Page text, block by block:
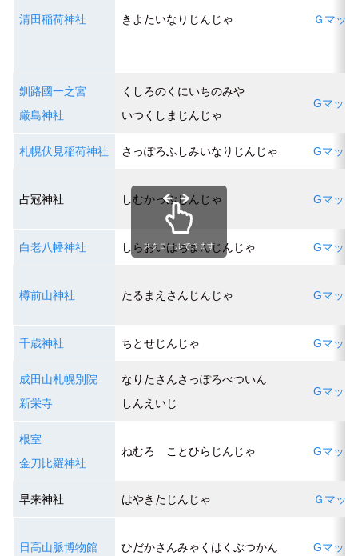
清田稲荷神社 きよたいなりじんじゃ Ｇマップ
釧路國一之宮
厳島神社
くしろのくにいちのみや
いつくしまじんじゃ
Gマップ
札幌伏見稲荷神社 さっぽろふしみいなりじんじゃ Gマップ
占冠神社 しむかっぷじんじゃ Gマップ
白老八幡神社 しらおいはちまんじんじゃ Gマップ
樽前山神社 たるまえさんじんじゃ Gマップ
千歳神社 ちとせじんじゃ Gマップ
成田山札幌別院
新栄寺
なりたさんさっぽろべついん
しんえいじ
Gマップ
根室
金刀比羅神社
ねむろ ことひらじんじゃ Gマップ
早来神社 はやきたじんじゃ Ｇマップ
日高山脈博物館 ひだかさんみゃくはくぶつかん Gマップ
スクロールできます